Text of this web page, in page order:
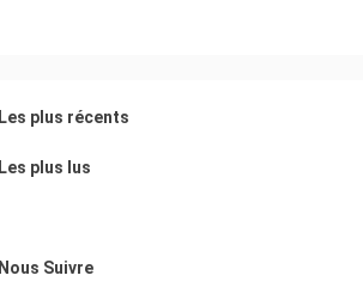
Les plus récents
Les plus lus
Nous Suivre